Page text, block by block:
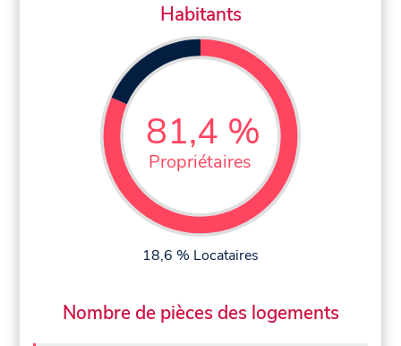
Habitants
81,4 %
Propriétaires
18,6 % Locataires
Nombre de pièces des logements